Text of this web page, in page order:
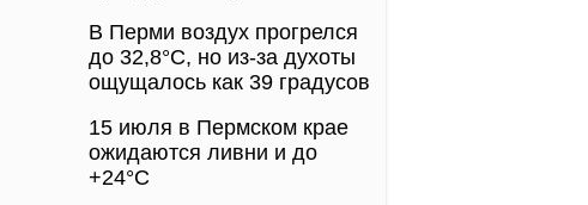
В Перми воздух прогрелся
до 32,8°С, но из-за духоты
ощущалось как 39 градусов
15 июля в Пермском крае
ожидаются ливни и до
+24°C